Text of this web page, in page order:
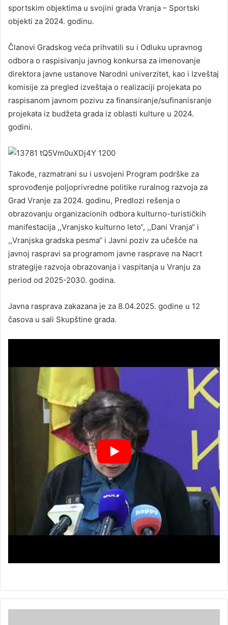
sportskim objektima u svojini grada Vranja – Sportski
objekti za 2024. godinu.
Članovi Gradskog veća prihvatili su i Odluku upravnog
odbora o raspisivanju javnog konkursa za imenovanje
direktora javne ustanove Narodni univerzitet, kao i Izveštaj
komisije za pregled izveštaja o realizaciji projekata po
raspisanom javnom pozivu za finansiranje/sufinanisranje
projekata iz budžeta grada iz oblasti kulture u 2024.
godini.
Takođe, razmatrani su i usvojeni Program podrške za
sprovođenje poljoprivredne politike ruralnog razvoja za
Grad Vranje za 2024. godinu, Predlozi rešenja o
obrazovanju organizacionih odbora kulturno-turističkih
manifestacija ,,Vranjsko kulturno leto“, ,,Dani Vranja“ i
,,Vranjska gradska pesma“ i Javni poziv za učešće na
javnoj raspravi sa programom javne rasprave na Nacrt
strategije razvoja obrazovanja i vaspitanja u Vranju za
period od 2025-2030. godina.
Javna rasprava zakazana je za 8.04.2025. godine u 12
časova u sali Skupštine grada.